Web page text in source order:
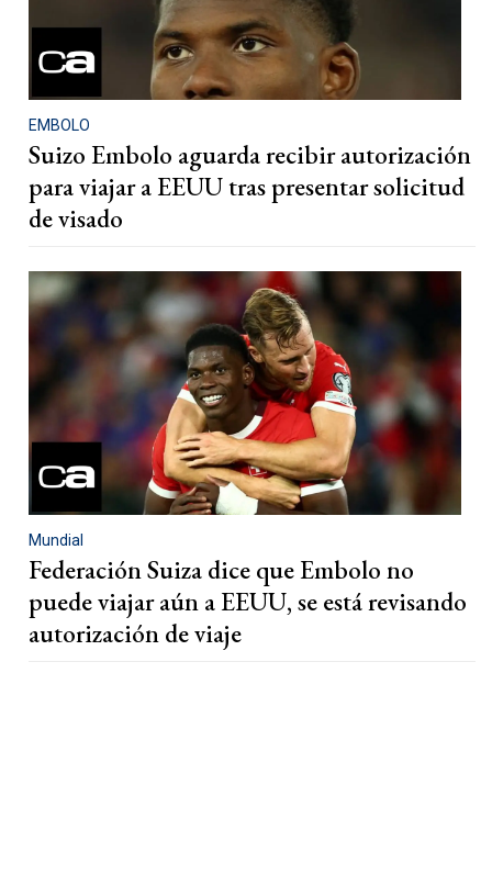
EMBOLO
Suizo Embolo aguarda recibir autorización
para viajar a EEUU tras presentar solicitud
de visado
Mundial
Federación Suiza dice que Embolo no
puede viajar aún a EEUU, se está revisando
autorización de viaje